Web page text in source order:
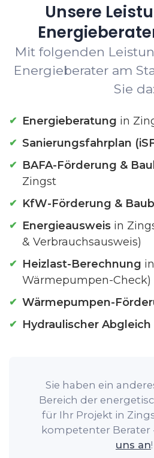
Unsere
Mit folgenden
Energieberater am
Sie da:
Energieberatung in
Sanierungsfahrplan
BAFA-Förderung &
Zingst
KfW-Förderung &
Energieausweis in
& Verbrauchsausweis)
Heizlast-Berechnung
Wärmepumpen-Check)
Wärmepumpen-
Hydraulischer Abgleich
Sie haben ein
Bereich der
für Ihr Projekt in
kompetenter Berater
uns an!